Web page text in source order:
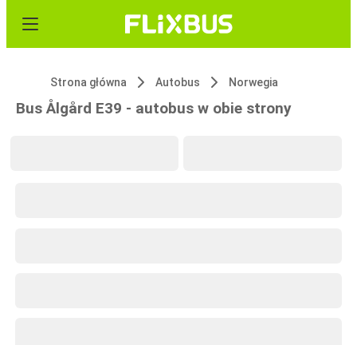
Strona główna Autobus Norwegia
Bus Ålgård E39 - autobus w obie strony